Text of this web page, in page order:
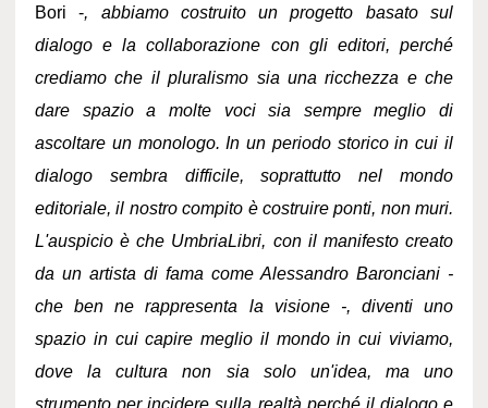
Bori -, abbiamo costruito un progetto basato sul
dialogo e la collaborazione con gli editori, perché
crediamo che il pluralismo sia una ricchezza e che
dare spazio a molte voci sia sempre meglio di
ascoltare un monologo. In un periodo storico in cui il
dialogo sembra difficile, soprattutto nel mondo
editoriale, il nostro compito è costruire ponti, non muri.
L'auspicio è che UmbriaLibri, con il manifesto creato
da un artista di fama come Alessandro Baronciani -
che ben ne rappresenta la visione -, diventi uno
spazio in cui capire meglio il mondo in cui viviamo,
dove la cultura non sia solo un'idea, ma uno
strumento per incidere sulla realtà perché il dialogo e